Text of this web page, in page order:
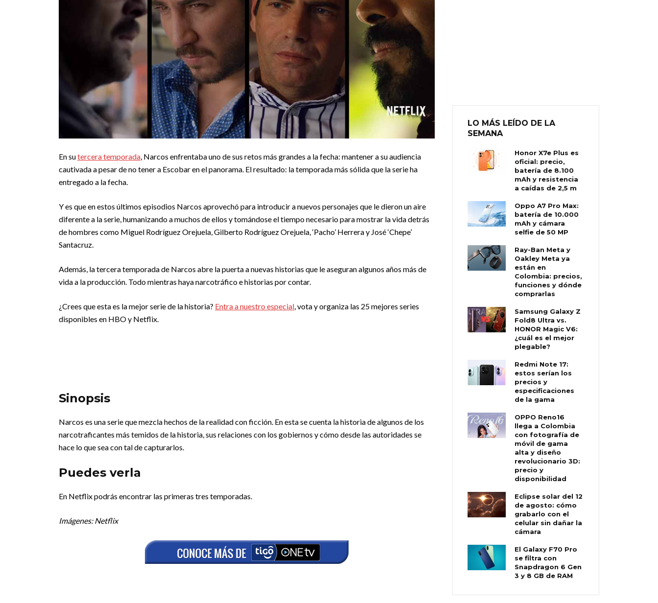
En sutercera temporada , Narcos enfrentaba uno de sus retos más grandes a la fecha: mantener a su audiencia
cautivada a pesar de no tener a Escobar en el panorama. El resultado: la temporada más sólida que la serie ha
entregado a la fecha.
Y es que en estos últimos episodios Narcos aprovechó para introducir a nuevos personajes que le dieron un aire
diferente a la serie, humanizando a muchos de ellos y tomándose el tiempo necesario para mostrar la vida detrás
de hombres como Miguel Rodríguez Orejuela, Gilberto Rodríguez Orejuela, ‘Pacho’ Herrera y José ‘Chepe’
Santacruz.
Además, la tercera temporada de Narcos abre la puerta a nuevas historias que le aseguran algunos años más de
vida a la producción. Todo mientras haya narcotráfico e historias por contar.
¿Crees que esta es la mejor serie de la historia? Entra a nuestro especial , vota y organiza las 25 mejores series
disponibles en HBO y Netflix.
Sinopsis
Narcos es una serie que mezcla hechos de la realidad con ficción. En esta se cuenta la historia de algunos de los
narcotraficantes más temidos de la historia, sus relaciones con los gobiernos y cómo desde las autoridades se
hace lo que sea con tal de capturarlos.
Puedes verla
En Netflix podrás encontrar las primeras tres temporadas.
Imágenes: Netflix
LO MÁS LEÍDO DE LA
SEMANA
Honor X7e Plus es
oficial: precio,
batería de 8.100
mAh y resistencia
a caídas de 2,5 m
Oppo A7 Pro Max:
batería de 10.000
mAh y cámara
selfie de 50 MP
Ray-Ban Meta y
Oakley Meta ya
están en
Colombia: precios,
funciones y dónde
comprarlas
Samsung Galaxy Z
Fold8 Ultra vs.
HONOR Magic V6:
¿cuál es el mejor
plegable?
Redmi Note 17:
estos serían los
precios y
especificaciones
de la gama
OPPO Reno16
llega a Colombia
con fotografía de
móvil de gama
alta y diseño
revolucionario 3D:
precio y
disponibilidad
Eclipse solar del 12
de agosto: cómo
grabarlo con el
celular sin dañar la
cámara
El Galaxy F70 Pro
se filtra con
Snapdragon 6 Gen
3 y 8 GB de RAM